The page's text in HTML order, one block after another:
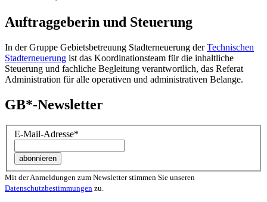
Auftraggeberin und Steuerung
In der Gruppe Gebietsbetreuung Stadterneuerung derTechnischen
Stadterneuerung ist das Koordinationsteam für die inhaltliche
Steuerung und fachliche Begleitung verantwortlich, das Referat
Administration für alle operativen und administrativen Belange.
GB*-Newsletter
E-Mail-Adresse*
Mit der Anmeldungen zum Newsletter stimmen Sie unseren
Datenschutzbestimmungen zu.